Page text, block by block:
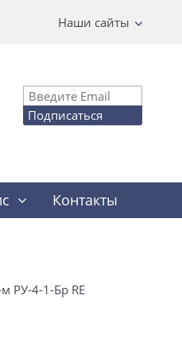
Наши сайты
Подписаться
Контакты
РУ-4-1-Бр RE